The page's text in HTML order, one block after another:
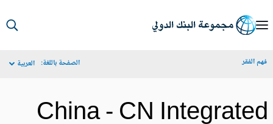
الفقر الصفحة باللغة: العربية
China - CN